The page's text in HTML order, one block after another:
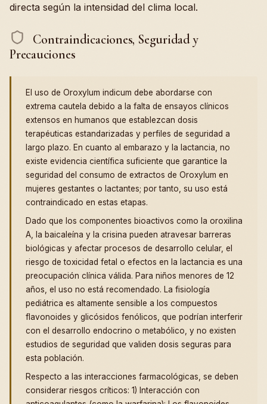
directa según la intensidad del clima local.
Contraindicaciones, Seguridad y
Precauciones
El uso de Oroxylum indicum debe abordarse con
extrema cautela debido a la falta de ensayos clínicos
extensos en humanos que establezcan dosis
terapéuticas estandarizadas y perfiles de seguridad a
largo plazo. En cuanto al embarazo y la lactancia, no
existe evidencia científica suficiente que garantice la
seguridad del consumo de extractos de Oroxylum en
mujeres gestantes o lactantes; por tanto, su uso está
contraindicado en estas etapas.
Dado que los componentes bioactivos como la oroxilina
A, la baicaleína y la crisina pueden atravesar barreras
biológicas y afectar procesos de desarrollo celular, el
riesgo de toxicidad fetal o efectos en la lactancia es una
preocupación clínica válida. Para niños menores de 12
años, el uso no está recomendado. La fisiología
pediátrica es altamente sensible a los compuestos
flavonoides y glicósidos fenólicos, que podrían interferir
con el desarrollo endocrino o metabólico, y no existen
estudios de seguridad que validen dosis seguras para
esta población.
Respecto a las interacciones farmacológicas, se deben
considerar riesgos críticos: 1) Interacción con